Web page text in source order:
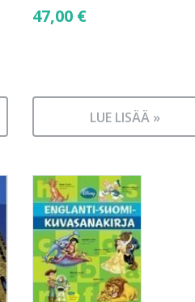
47,00 €
LUE LISÄÄ »